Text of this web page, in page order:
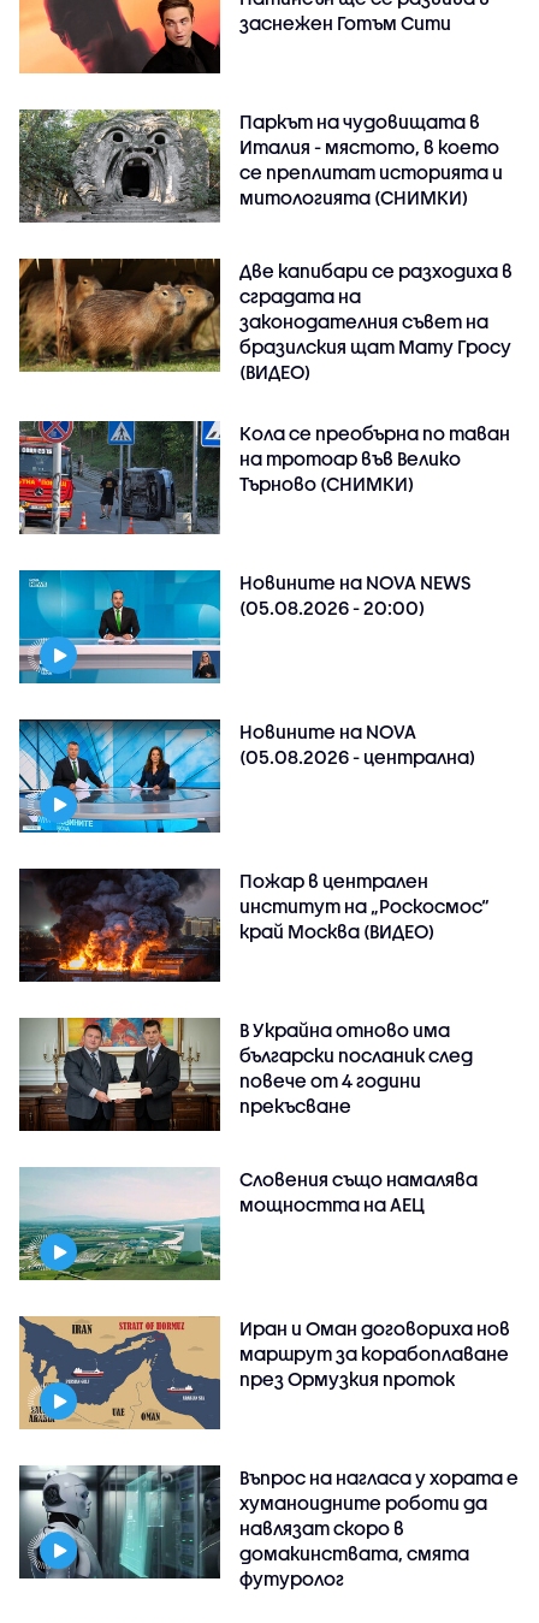
заснежен Готъм Сити
Паркът на чудовищата в
Италия - мястото, в което
се преплитат историята и
митологията (СНИМКИ)
Две капибари се разходиха в
сградата на
законодателния съвет на
бразилския щат Мату Гросу
(ВИДЕО)
Кола се преобърна по таван
на тротоар във Велико
Търново (СНИМКИ)
Новините на NOVA NEWS
(05.08.2026 - 20:00)
Новините на NOVA
(05.08.2026 - централна)
Пожар в централен
институт на „Роскосмос“
край Москва (ВИДЕО)
В Украйна отново има
български посланик след
повече от 4 години
прекъсване
Словения също намалява
мощността на АЕЦ
Иран и Оман договориха нов
маршрут за корабоплаване
през Ормузкия проток
Въпрос на нагласа у хората е
хуманоидните роботи да
навлязат скоро в
домакинствата, смята
футуролог